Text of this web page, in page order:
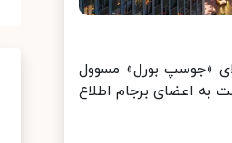
«جوسپ بورل» مسوول
اعضای برجام اطلاع